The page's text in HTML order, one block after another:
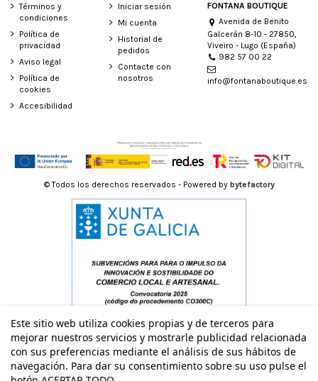
Términos y
condiciones
Política de
privacidad
Aviso legal
Política de
cookies
Accesibilidad
Iniciar sesión
Mi cuenta
Historial de
pedidos
Contacte con
nosotros
FONTANA BOUTIQUE
Avenida de Benito
Galcerán 8-10 - 27850,
Viveiro - Lugo (España)
982 57 00 22
info@fontanaboutique.es
Este sitio web utiliza cookies propias y de terceros para
mejorar nuestros servicios y mostrarle publicidad relacionada
con sus preferencias mediante el análisis de sus hábitos de
navegación. Para dar su consentimiento sobre su uso pulse el
© Todos los derechos reservados - Powered by bytefactory